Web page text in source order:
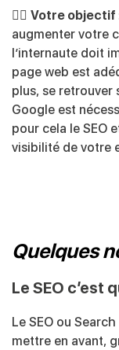
👉🏻 Votre objectif
augmenter votre
l’internaute doit
page web est
plus, se retrouver
Google est
pour cela le SEO
visibilité de votre
Quelques
Le SEO c’est
Le SEO ou
mettre en avant,